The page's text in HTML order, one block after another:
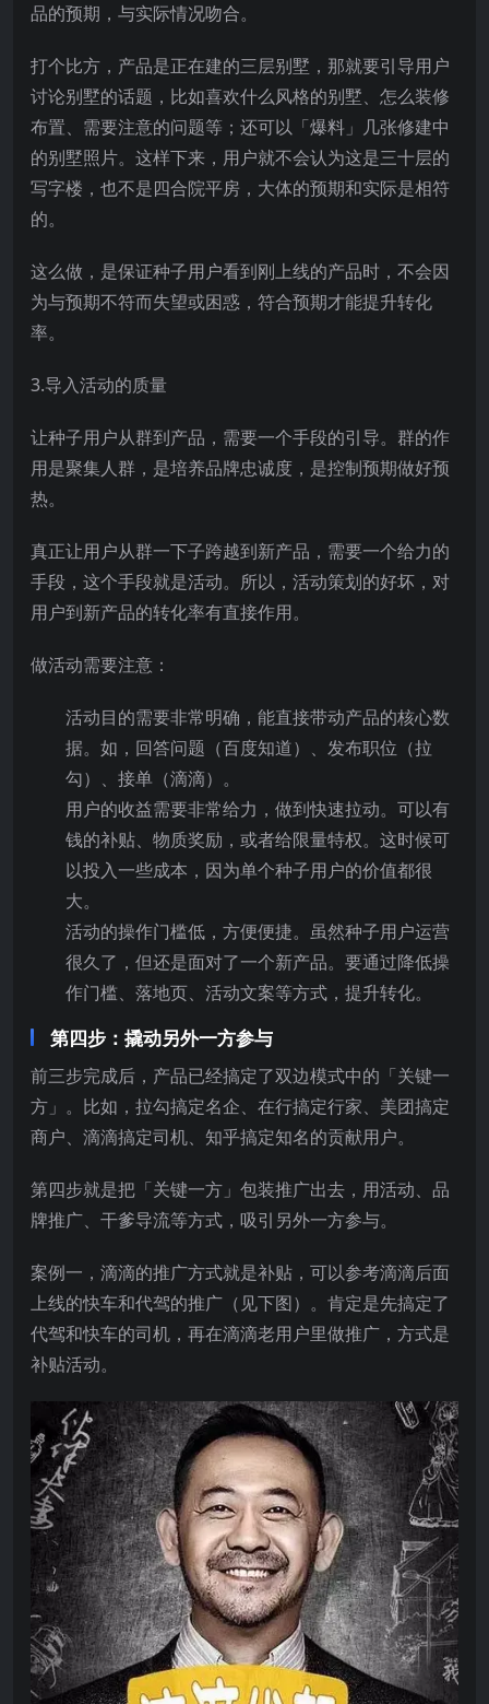
品的预期，与实际情况吻合。
打个比方，产品是正在建的三层别墅，那就要引导用户
讨论别墅的话题，比如喜欢什么风格的别墅、怎么装修
布置、需要注意的问题等；还可以「爆料」几张修建中
的别墅照片。这样下来，用户就不会认为这是三十层的
写字楼，也不是四合院平房，大体的预期和实际是相符
的。
这么做，是保证种子用户看到刚上线的产品时，不会因
为与预期不符而失望或困惑，符合预期才能提升转化
率。
3.导入活动的质量
让种子用户从群到产品，需要一个手段的引导。群的作
用是聚集人群，是培养品牌忠诚度，是控制预期做好预
热。
真正让用户从群一下子跨越到新产品，需要一个给力的
手段，这个手段就是活动。所以，活动策划的好坏，对
用户到新产品的转化率有直接作用。
做活动需要注意：
活动目的需要非常明确，能直接带动产品的核心数
据。如，回答问题（百度知道）、发布职位（拉
勾）、接单（滴滴）。
用户的收益需要非常给力，做到快速拉动。可以有
钱的补贴、物质奖励，或者给限量特权。这时候可
以投入一些成本，因为单个种子用户的价值都很
大。
活动的操作门槛低，方便便捷。虽然种子用户运营
很久了，但还是面对了一个新产品。要通过降低操
作门槛、落地页、活动文案等方式，提升转化。
第四步：撬动另外一方参与
前三步完成后，产品已经搞定了双边模式中的「关键一
方」。比如，拉勾搞定名企、在行搞定行家、美团搞定
商户、滴滴搞定司机、知乎搞定知名的贡献用户。
第四步就是把「关键一方」包装推广出去，用活动、品
牌推广、干爹导流等方式，吸引另外一方参与。
案例一，滴滴的推广方式就是补贴，可以参考滴滴后面
上线的快车和代驾的推广（见下图）。肯定是先搞定了
代驾和快车的司机，再在滴滴老用户里做推广，方式是
补贴活动。